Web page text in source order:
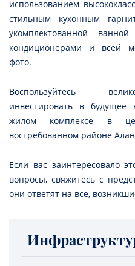
использованием
стильным кухонным
укомплектованной
кондиционерами и всей
фото.
Воспользуйтесь
инвестировать в
жилом комплексе в
востребованном районе
Если вас заинтересовало
вопросы, свяжитесь с
они ответят на все,